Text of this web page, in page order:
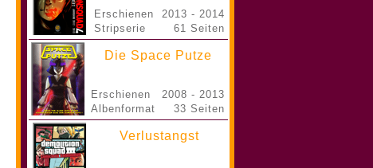
Erschienen
Stripserie
2013 - 2014
61 Seiten
Die Space Putze
Erschienen
Albenformat
2008 - 2013
33 Seiten
Verlustangst